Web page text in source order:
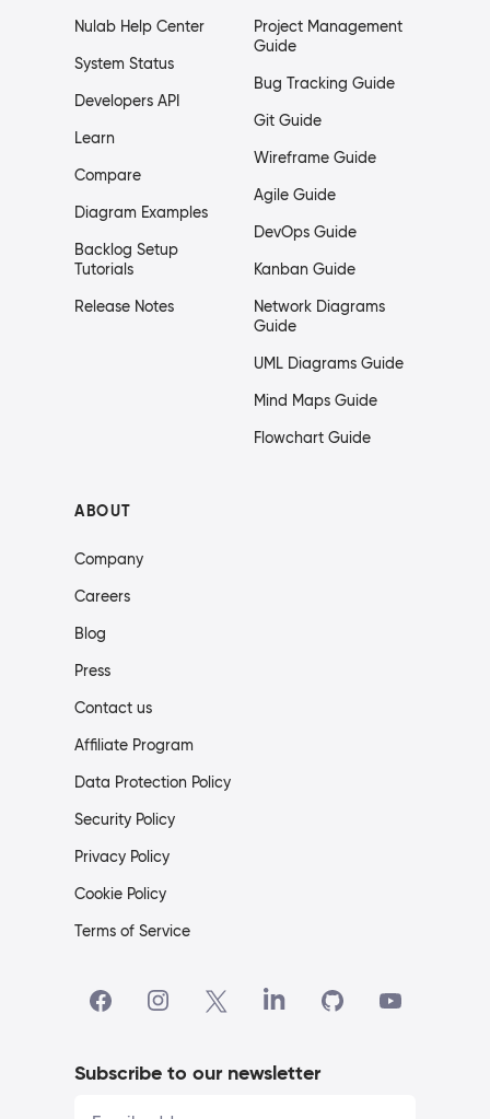
Nulab Help Center
System Status
Developers API
Learn
Compare
Diagram Examples
Backlog Setup
Tutorials
Release Notes
Project Management
Guide
Bug Tracking Guide
Git Guide
Wireframe Guide
Agile Guide
DevOps Guide
Kanban Guide
Network Diagrams
Guide
UML Diagrams Guide
Mind Maps Guide
Flowchart Guide
ABOUT
Company
Careers
Blog
Press
Contact us
Affiliate Program
Data Protection Policy
Security Policy
Privacy Policy
Cookie Policy
Terms of Service
Subscribe to our newsletter